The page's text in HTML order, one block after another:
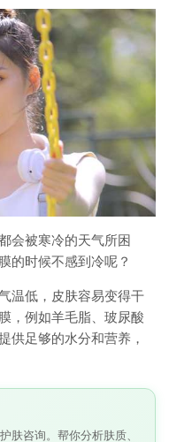
会被寒冷的天气所困
的时候不感到冷呢？
温低，皮肤容易变得干
，例如羊毛脂、玻尿酸
供足够的水分和营养，
肤咨询。帮你分析肤质、